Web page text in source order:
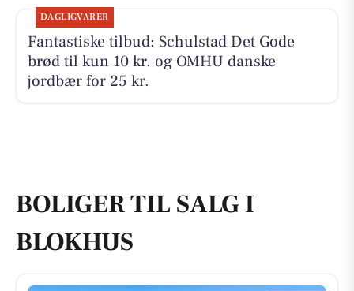
DAGLIGVARER
Fantastiske tilbud: Schulstad Det Gode
brød til kun 10 kr. og OMHU danske
jordbær for 25 kr.
BOLIGER TIL SALG I
BLOKHUS